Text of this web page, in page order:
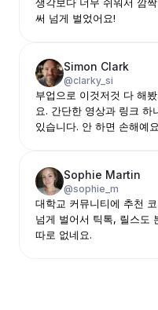
써 넘게 벌었어요!
Simon Clark
@clarky_si
부업으로 이것저것 다 해
요. 간단한 영상과 링크 하
있습니다. 안 하면 손해예
Sophie Martin
@sophie_m
대학교 커뮤니티에 추천
넘게 벌어서 틱톡, 릴스도
따로 없네요.